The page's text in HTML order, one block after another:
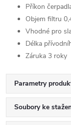
Příkon
Objem filtru
Vhodné pro
Délka
Záruka 3 roky
Parametry
Soubory ke